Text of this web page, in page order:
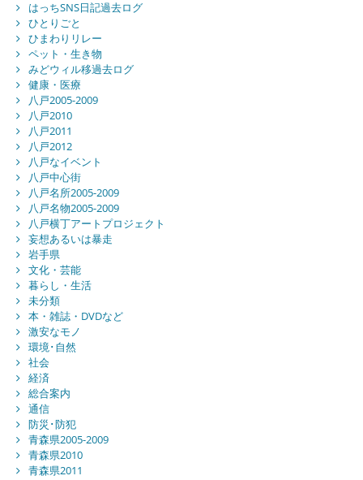
はっちSNS日記過去ログ
ひとりごと
ひまわりリレー
ペット・生き物
みどウィル移過去ログ
健康・医療
八戸2005-2009
八戸2010
八戸2011
八戸2012
八戸なイベント
八戸中心街
八戸名所2005-2009
八戸名物2005-2009
八戸横丁アートプロジェクト
妄想あるいは暴走
岩手県
文化・芸能
暮らし・生活
未分類
本・雑誌・DVDなど
激安なモノ
環境･自然
社会
経済
総合案内
通信
防災･防犯
青森県2005-2009
青森県2010
青森県2011